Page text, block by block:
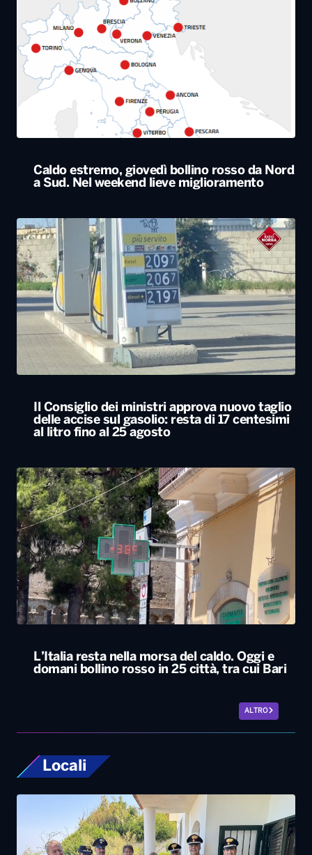
Caldo estremo, giovedì bollino rosso da Nord
a Sud. Nel weekend lieve miglioramento
Il Consiglio dei ministri approva nuovo taglio
delle accise sul gasolio: resta di 17 centesimi
al litro fino al 25 agosto
L’Italia resta nella morsa del caldo. Oggi e
domani bollino rosso in 25 città, tra cui Bari
ALTRO
Locali